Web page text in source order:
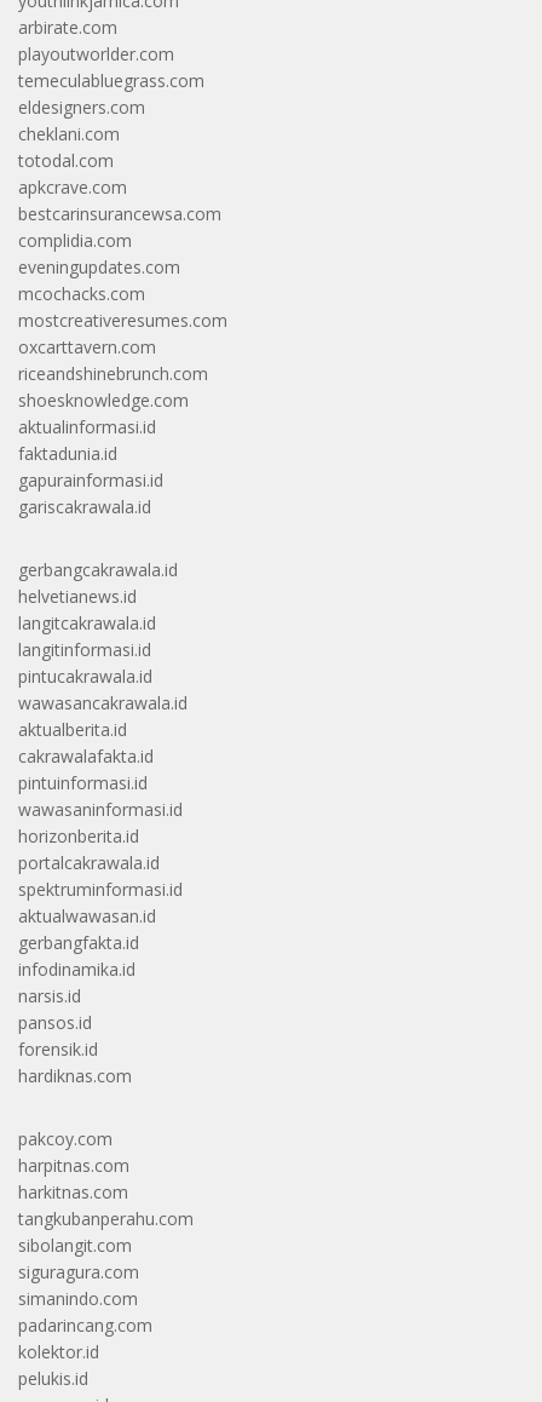
arbirate.com
playoutworlder.com
temeculabluegrass.com
eldesigners.com
cheklani.com
totodal.com
apkcrave.com
bestcarinsurancewsa.com
complidia.com
eveningupdates.com
mcochacks.com
mostcreativeresumes.com
oxcarttavern.com
riceandshinebrunch.com
shoesknowledge.com
aktualinformasi.id
faktadunia.id
gapurainformasi.id
gariscakrawala.id
gerbangcakrawala.id
helvetianews.id
langitcakrawala.id
langitinformasi.id
pintucakrawala.id
wawasancakrawala.id
aktualberita.id
cakrawalafakta.id
pintuinformasi.id
wawasaninformasi.id
horizonberita.id
portalcakrawala.id
spektruminformasi.id
aktualwawasan.id
gerbangfakta.id
infodinamika.id
narsis.id
pansos.id
forensik.id
hardiknas.com
pakcoy.com
harpitnas.com
harkitnas.com
tangkubanperahu.com
sibolangit.com
siguragura.com
simanindo.com
padarincang.com
kolektor.id
pelukis.id